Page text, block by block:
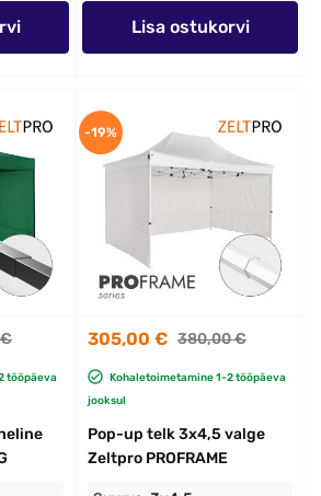
Lisa ostukorvi
tööpäeva
305,00 € 380,00 €
Kohaletoimetamine 1-2 tööpäeva
jooksul
Pop-up telk 3x4,5 valge
Zeltpro PROFRAME
-19%